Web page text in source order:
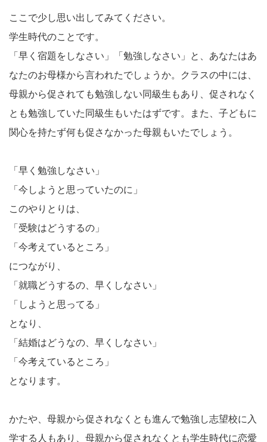
ここで少し思い出してみてください。
学生時代のことです。
「早く宿題をしなさい」「勉強しなさい」と、あなたはあ
なたのお母様から言われたでしょうか。クラスの中には、
母親から促されても勉強しない同級生もあり、促されなく
とも勉強していた同級生もいたはずです。また、子どもに
関心を持たず何も促さなかった母親もいたでしょう。
「早く勉強しなさい」
「今しようと思っていたのに」
このやりとりは、
「受験はどうするの」
「今考えているところ」
につながり、
「就職どうするの、早くしなさい」
「しようと思ってる」
となり、
「結婚はどうなの、早くしなさい」
「今考えているところ」
となります。
かたや、母親から促されなくとも進んで勉強し志望校に入
学する人もあり、母親から促されなくとも学生時代に恋愛